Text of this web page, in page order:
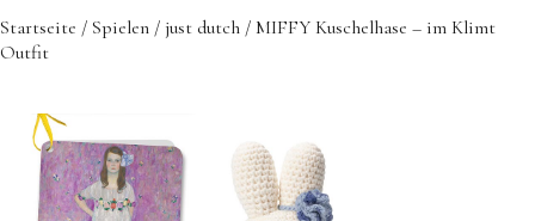
Wigiwama
Accessoires
Startseite / Spielen / just dutch / MIFFY Kuschelhase – im Klimt
Outfit